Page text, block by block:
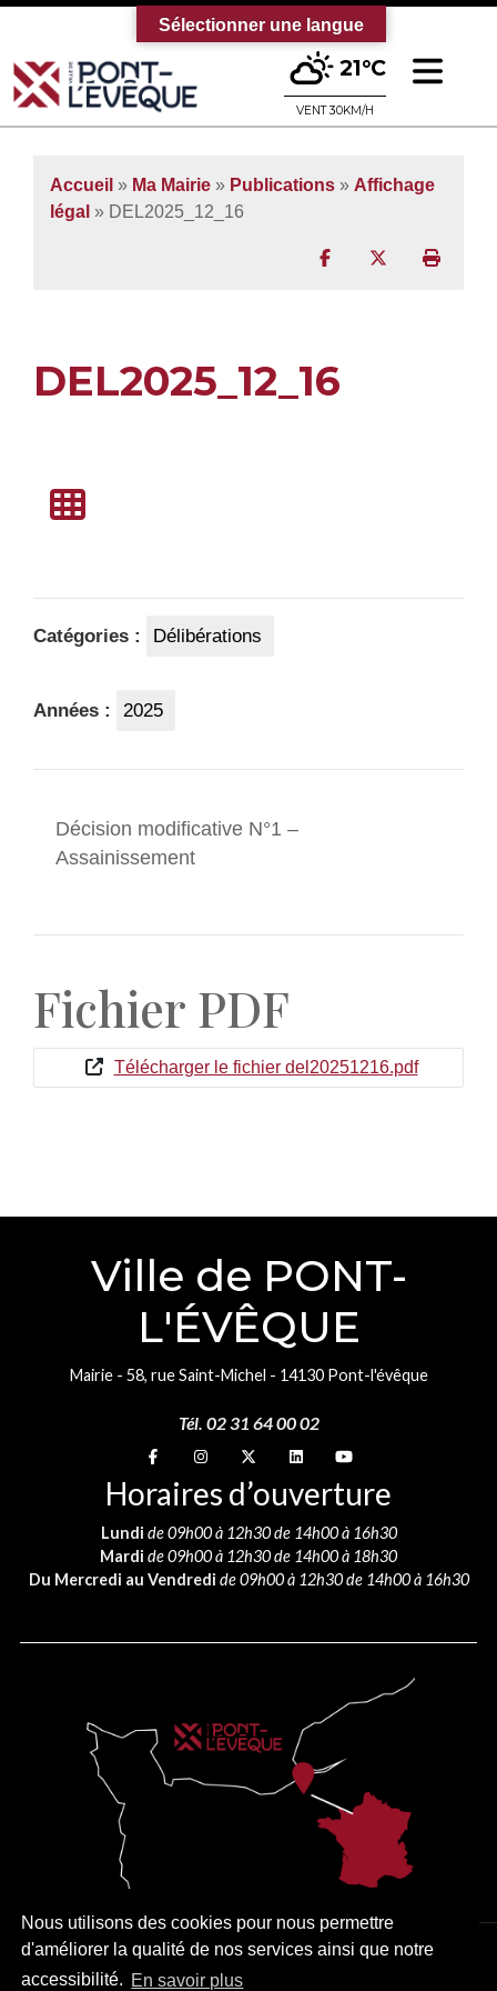
Nous utilisons des cookies pour nous permettre
d'améliorer la qualité de nos services ainsi que notre
accessibilité. En savoir plus
Bienvenue sur le site officiel de la
21°C
VENT 30KM/H
Accueil » Ma Mairie » Publications » Affichage
légal » DEL2025_12_16
Partager surPartager sur
DEL2025_12_16
Catégories : Délibérations
Années : 2025
Décision modificative N°1 –
Assainissement
Fichier PDF
Télécharger le fichier del20251216.pdf
Ville de PONT-
L'ÉVÊQUE
Mairie - 58, rue Saint-Michel - 14130 Pont-l'évêque
Tél. 02 31 64 00 02
Suivez-nous sur
Suivez-nous sur
Suivez-nous sur
Suivez-nous sur
Suivez-nous sur
Horaires d’ouverture
Lundi de 09h00 à 12h30 de 14h00 à 16h30
Mardi de 09h00 à 12h30 de 14h00 à 18h30
Du Mercredi au Vendredi de 09h00 à 12h30 de 14h00 à 16h30
PLAN DU SITE MENTIONS LÉGALES ACCESSIBILITÉ
Sélectionner une langue